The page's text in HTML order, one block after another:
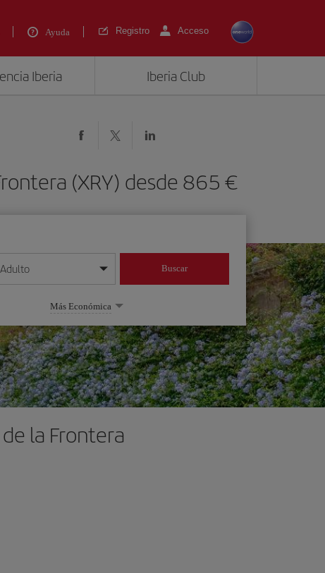
Ayuda Registro Acceso
Iberia Iberia Club
(XRY) desde 865 €
día/mes/año
Adulto Buscar
Más Económica
la Frontera